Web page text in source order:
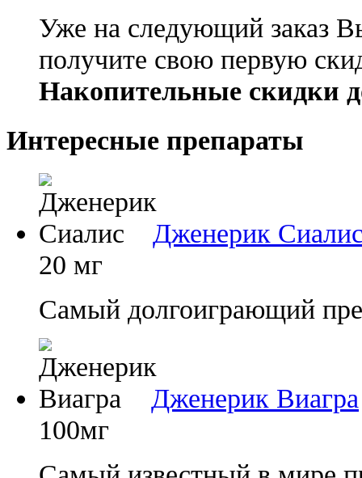
Уже на следующий заказ
получите свою первую
Накопительные скидки
Интересные препараты
Дженерик
20 мг
Самый долгоиграющий
Дженерик Виагра
100мг